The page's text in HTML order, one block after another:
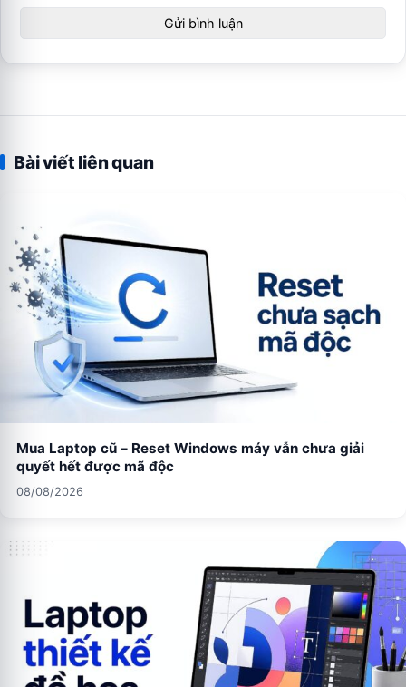
Bài viết liên quan
Mua Laptop cũ – Reset Windows máy vẫn chưa giải
quyết hết được mã độc
08/08/2026